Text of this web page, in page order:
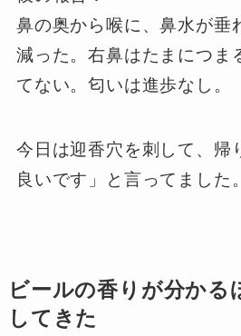
鼻の奥から喉に、鼻水が垂
減った。右鼻はたまにつま
てない。匂いは進歩なし。
今日は迎香穴を刺して、帰
良いです」と言ってました。
ビールの香りが分かる
してきた